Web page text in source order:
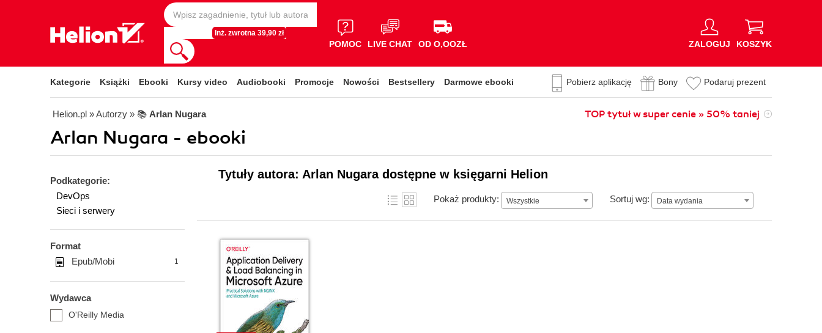
Inż. zwrotna 39,90 zł
POMOC LIVE CHAT OD O,OOZŁ ZALOGUJ KOSZYK
Kategorie Książki Ebooki Kursy video Audiobooki Promocje Nowości Bestsellery Darmowe ebooki Pobierz aplikację Bony Podaruj prezent
Helion.pl » Autorzy » 📚 Arlan Nugara TOP tytuł w super cenie » 50% taniej
Arlan Nugara - ebooki
Podkategorie:
DevOps
Sieci i serwery
Format
Epub/Mobi
1
Wydawca
O'Reilly Media
Tytuły autora: Arlan Nugara dostępne w księgarni Helion
Pokaż produkty: Wszystkie Sortuj wg: Data wydania
Data wydania